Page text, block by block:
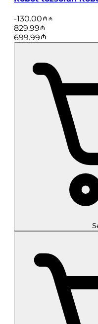
-130.00
829.99
699.99